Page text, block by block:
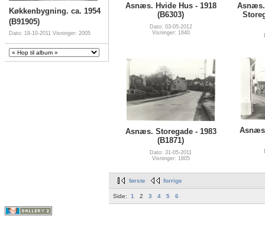
Køkkenbygning. ca. 1954
(B91905)
Dato: 18-10-2011 Visninger: 2005
Asnæs. Hvide Hus - 1918
(B6303)
Dato: 03-05-2012
Visninger: 1640
Asnæs. Storegade - 1983
(B1871)
Dato: 31-05-2011
Visninger: 1605
første forrige
Side: 1 2 3 4 5 6